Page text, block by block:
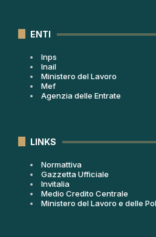
ENTI
Inps
Inail
Ministero del Lavoro
Mef
Agenzia delle Entrate
LINKS
Normattiva
Gazzetta Ufficiale
Invitalia
Medio Credito Centrale
Ministero del Lavoro e delle